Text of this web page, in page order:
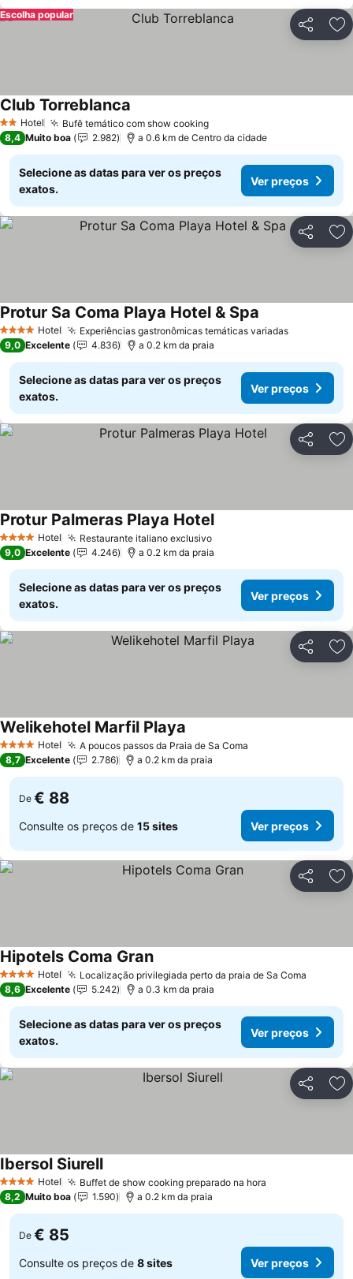
Partilhar
Escolha popular
2 Estrelas
Hotel Bufê temático com show cookingVer preços
Club Torreblanca
8,4 Muito boa 2.982 a 0.6 km de Centro da cidade
Selecione as datas para ver os preços
exatos.
Ver preços
Partilhar
4 EstrelasHotel Experiências gastronômicas temáticas variadasVer preços
Protur Sa Coma Playa Hotel & Spa
9,0 Excelente 4.836 a 0.2 km da praia
Selecione as datas para ver os preços
exatos.
Ver preços
Partilhar
4 EstrelasHotel Restaurante italiano exclusivoVer preços
Protur Palmeras Playa HotelVer preços
9,0 Excelente 4.246 a 0.2 km da praia
Selecione as datas para ver os preços
exatos.
Ver preços
Partilhar
4 EstrelasHotel A poucos passos da Praia de Sa Coma
Welikehotel Marfil Playa
8,7 Excelente 2.786 a 0.2 km da praia
De € 88
Consulte os preços de 15 sites Ver preços
Partilhar
4 EstrelasHotel Localização privilegiada perto da praia de Sa Coma
Hipotels Coma GranVer preços
8,6 Excelente 5.242 a 0.3 km da praia
Selecione as datas para ver os preços
exatos.
Ver preços
Partilhar
4 EstrelasHotel Buffet de show cooking preparado na hora
Ibersol SiurellVer preços
8,2 Muito boa 1.590 a 0.2 km da praia
De € 85
Consulte os preços de 8 sites Ver preços